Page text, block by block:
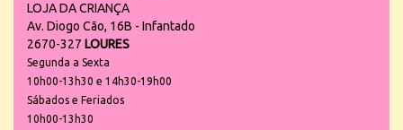
LOJA DA CRIANÇA
Av. Diogo Cão, 16B - Infantado
2670-327 LOURES
Segunda a Sexta
10h00-13h30 e 14h30-19h00
Sábados e Feriados
10h00-13h30